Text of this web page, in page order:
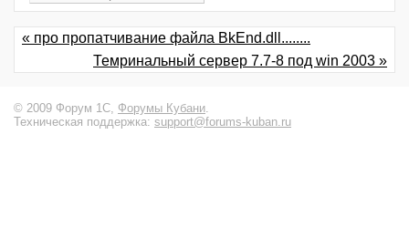
« про пропатчивание файла BkEnd.dll........
Темринальный сервер 7.7-8 под win 2003 »
© 2009 Форум 1С, Форумы Кубани.
Техническая поддержка: support@forums-kuban.ru